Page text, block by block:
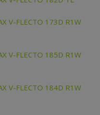
V-FLECTO 173D R1W
V-FLECTO 185D R1W
V-FLECTO 184D R1W